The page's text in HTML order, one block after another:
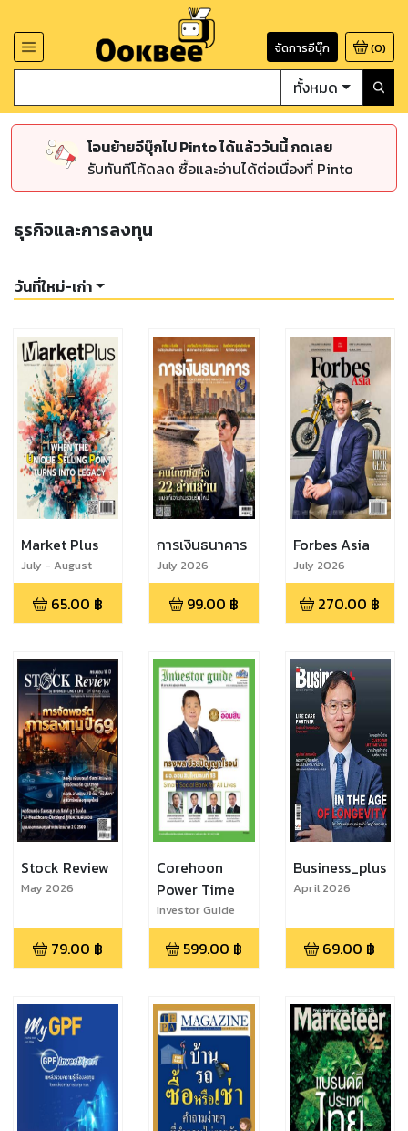
จัดการอีบุ๊ก (0)
ทั้งหมด
โอนย้ายอีบุ๊กไป Pinto ได้แล้ววันนี้ กดเลย
รับทันทีโค้ดลด ซื้อและอ่านได้ต่อเนื่องที่ Pinto
ธุรกิจและการลงทุน
วันที่ใหม่-เก่า
Market Plus
July - August
2026
65.00 ฿
การเงินธนาคาร
July 2026
99.00 ฿
Forbes Asia
July 2026
270.00 ฿
Stock Review
May 2026
79.00 ฿
Corehoon
Power Time
Investor Guide
Issue 193
599.00 ฿
Business_plus
April 2026
69.00 ฿